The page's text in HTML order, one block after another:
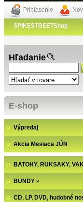
Prihlásenie
SPIKESTREETShop
Hľadanie
E-shop
Výpredaj
Akcia Mesiaca JÚN
BATOHY, RUKSAKY,
BUNDY »
CD, LP, DVD, hudobné